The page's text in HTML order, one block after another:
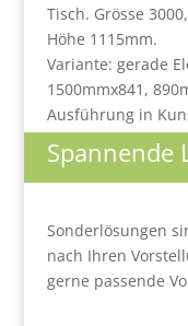
Tisch. Grösse
Höhe 1115mm.
Variante: gerade
1500mmx841,
Ausführung in
Spannende
Sonderlösungen
nach Ihren
gerne passende